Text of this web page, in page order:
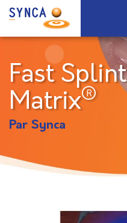
Fast Splint
Matrix®
Par Synca